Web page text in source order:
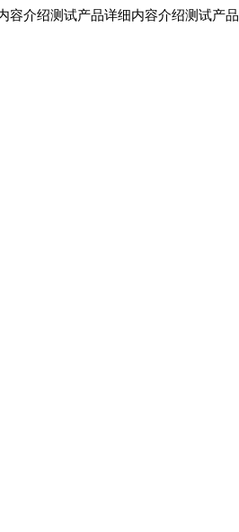
容介绍测试产品详细内容介绍测试产